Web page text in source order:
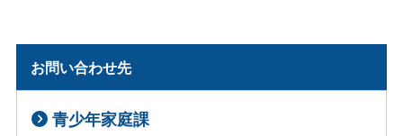
お問い合わせ先
青少年家庭課